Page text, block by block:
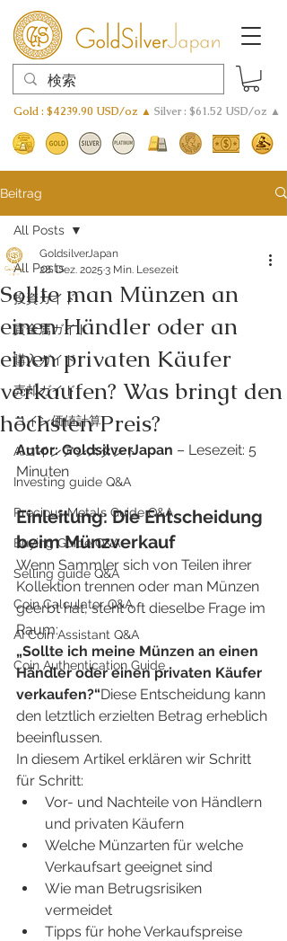
Gold : $4239.90 USD/oz ▲ Silver : $61.52 USD/oz ▲
Beitrag
All Posts
投資ガイド
貴金属ガイド
購入ガイド
売却ガイド
​コイン価値計算
AIコインアシスタント
Investing guide Q&A
Precious Metals Guide Q&A
Buying Guide Q&A
Selling guide Q&A
Coin Calculator Q&A
AI Coin Assistant Q&A
Coin Authentication Guide
All Posts
Sollte man Münzen an
einen Händler oder an
einen privaten Käufer
verkaufen? Was bringt den
höchsten Preis?
GoldsilverJapan
28. Dez. 2025 3 Min. Lesezeit
Autor: GoldsilverJapan – Lesezeit: 5
Minuten
Einleitung: Die Entscheidung
beim Münzverkauf
Wenn Sammler sich von Teilen ihrer
Kollektion trennen oder man Münzen
geerbt hat, steht oft dieselbe Frage im
Raum:
„Sollte ich meine Münzen an einen
Händler oder einen privaten Käufer
verkaufen?“Diese Entscheidung kann
den letztlich erzielten Betrag erheblich
beeinflussen.
In diesem Artikel erklären wir Schritt
für Schritt:
Vor- und Nachteile von Händlern
und privaten Käufern
Welche Münzarten für welche
Verkaufsart geeignet sind
Wie man Betrugsrisiken
vermeidet
Tipps für hohe Verkaufspreise